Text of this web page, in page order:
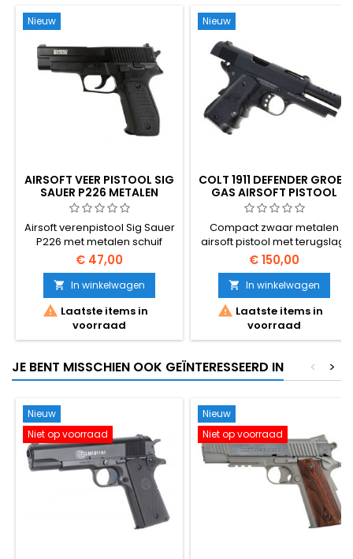
afgestelde veer.
Nieuw
AIRSOFT VEER PISTOOL SIG
SAUER P226 METALEN
SCHUIF
Airsoft verenpistool Sig Sauer
P226 met metalen schuif
€ 47,00
 In winkelwagen
 Laatste items in
voorraad
Nieuw
COLT 1911 DEFENDER GROEN
GAS AIRSOFT PISTOOL
Compact zwaar metalen
airsoft pistool met terugslag.
Cybergun 180141.
€ 150,00
 In winkelwagen
 Laatste items in
voorraad
JE BENT MISSCHIEN OOK GEÏNTERESSEERD IN >
<
Nieuw
Niet op voorraad
Nieuw
Niet op voorraad